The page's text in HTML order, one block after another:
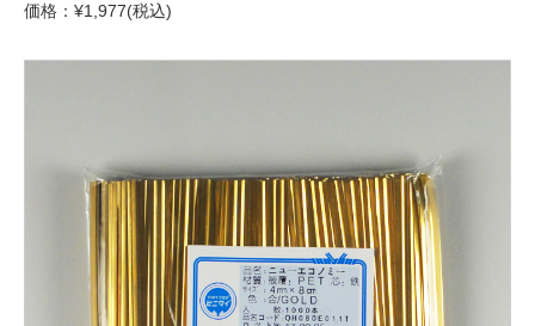
価格：¥1,977(税込)